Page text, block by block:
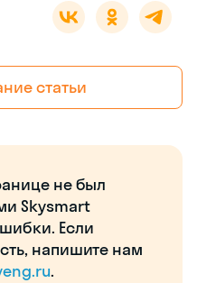
статьи
не был
Skysmart
Если
напишите нам
.